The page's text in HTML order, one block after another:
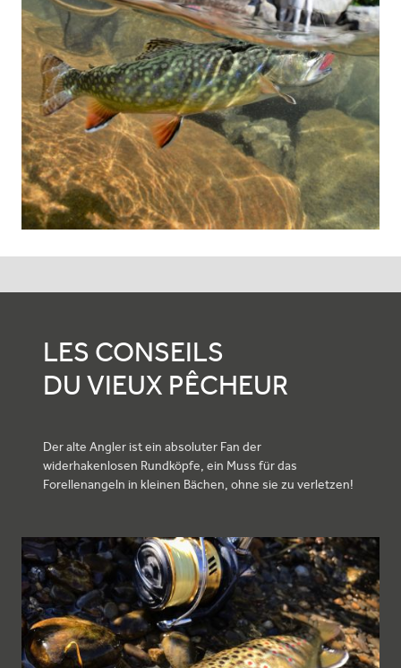
LES CONSEILS
DU VIEUX PÊCHEUR
Der alte Angler ist ein absoluter Fan der
widerhakenlosen Rundköpfe, ein Muss für das
Forellenangeln in kleinen Bächen, ohne sie zu verletzen!